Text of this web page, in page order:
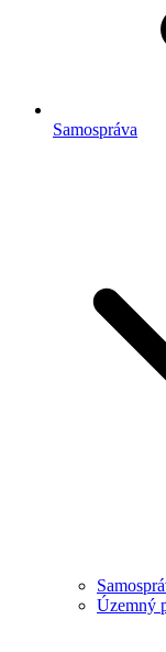
Samospráva
Územný